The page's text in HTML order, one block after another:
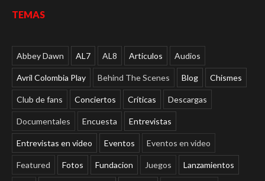
TEMAS
Abbey Dawn AL7 AL8 Articulos Audios
Avril Colombia Play Behind The Scenes Blog Chismes
Club de fans Conciertos Críticas Descargas
Documentales Encuesta Entrevistas
Entrevistas en video Eventos Eventos en video
Featured Fotos Fundacion Juegos Lanzamientos